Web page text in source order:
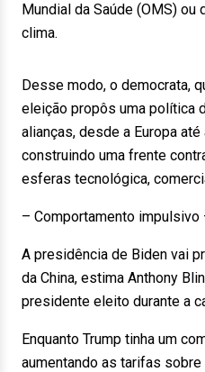
Mundial da Saúde (OMS)
clima.
Desse modo, o democrata,
eleição propôs uma política
alianças, desde a Europa
construindo uma frente
esferas tecnológica,
– Comportamento impulsivo
A presidência de Biden vai
da China, estima Anthony
presidente eleito durante a
Enquanto Trump tinha um
aumentando as tarifas